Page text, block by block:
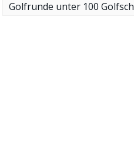
Golfrunde unter 100